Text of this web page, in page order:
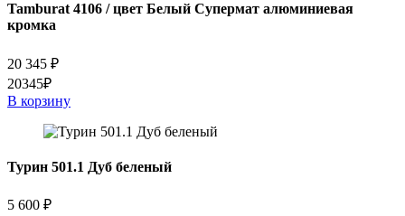
Tamburat 4106 / цвет Белый Супермат алюминиевая
кромка
20 345 ₽
20345₽
В корзину
Турин 501.1 Дуб беленый
5 600 ₽